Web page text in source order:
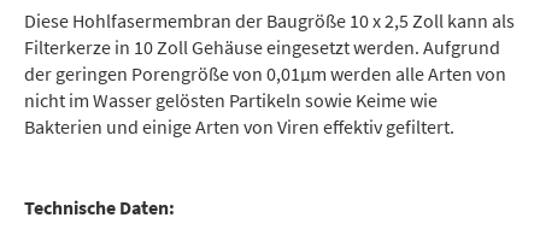
Diese Hohlfasermembran der Baugröße 10 x 2,5 Zoll kann als
Filterkerze in 10 Zoll Gehäuse eingesetzt werden. Aufgrund
der geringen Porengröße von 0,01µm werden alle Arten von
nicht im Wasser gelösten Partikeln sowie Keime wie
Bakterien und einige Arten von Viren effektiv gefiltert.
Technische Daten: